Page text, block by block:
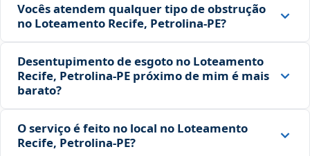
Vocês atendem qualquer tipo de obstrução
no Loteamento Recife, Petrolina‑PE?
Desentupimento de esgoto no Loteamento
Recife, Petrolina‑PE próximo de mim é mais
barato?
O serviço é feito no local no Loteamento
Recife, Petrolina‑PE?